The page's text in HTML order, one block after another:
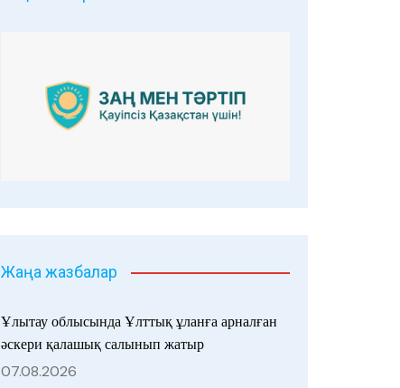
Жаңа жазбалар
Ұлытау облысында Ұлттық ұланға арналған
әскери қалашық салынып жатыр
07.08.2026